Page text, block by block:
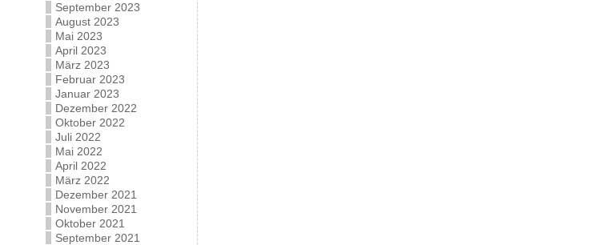
September 2023
August 2023
Mai 2023
April 2023
März 2023
Februar 2023
Januar 2023
Dezember 2022
Oktober 2022
Juli 2022
Mai 2022
April 2022
März 2022
Dezember 2021
November 2021
Oktober 2021
September 2021